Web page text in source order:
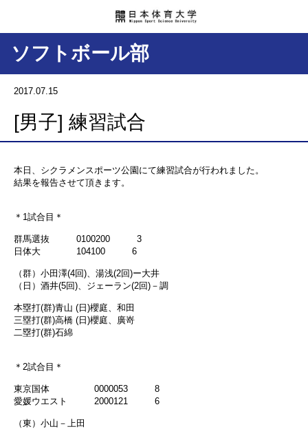
ソフトボール部
2017.07.15
[男子] 練習試合
本日、シクラメンスポーツ公園にて練習試合が行われました。
結果を報告させて頂きます。
＊1試合目＊
群馬選抜 0100200 3
日体大 104100 6
（群）小田澤(4回)、湯浅(2回)ー大井
（日）酒井(5回)、ジェーラン(2回)－調
本塁打(群)青山 (日)櫻庭、和田
三塁打(群)高橋 (日)櫻庭、廣嵜
二塁打(群)石綿
＊2試合目＊
東京国体 0000053 8
愛媛ウエスト 2000121 6
（東）小山－上田